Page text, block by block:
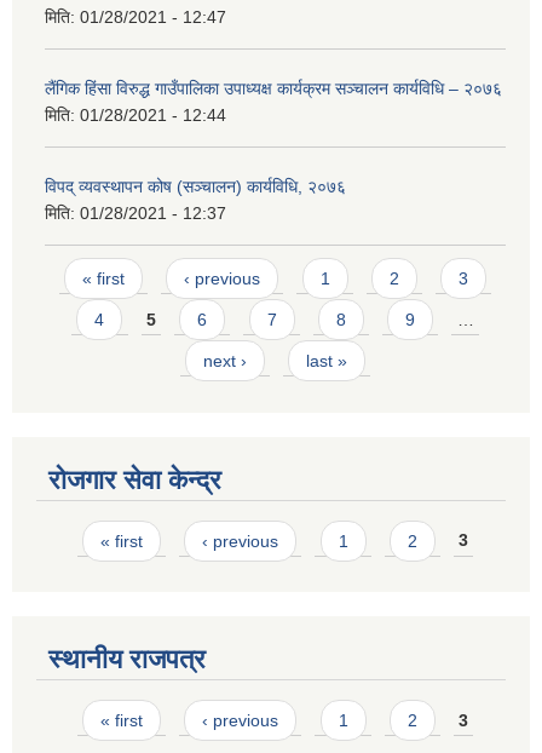
मिति: 01/28/2021 - 12:47
लैंगिक हिंसा विरुद्ध गाउँपालिका उपाध्यक्ष कार्यक्रम सञ्चालन कार्यविधि – २०७६
मिति: 01/28/2021 - 12:44
विपद् व्यवस्थापन कोष (सञ्चालन) कार्यविधि, २०७६
मिति: 01/28/2021 - 12:37
Pages
« first ‹ previous 1 2 3
4 5 6 7 8 9
next › last »
रोजगार सेवा केन्द्र
Pages
« first ‹ previous 1 2 3
स्थानीय राजपत्र
Pages
« first ‹ previous 1 2 3